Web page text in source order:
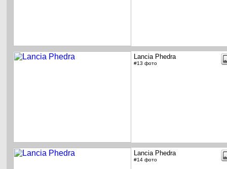
Lancia Phedra
#13 фото
Lancia Phedra
#14 фото